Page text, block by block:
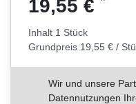
19,55 €
Inhalt 1 Stück
Grundpreis 19,55 € /
Wir und unsere
Datennutzungen